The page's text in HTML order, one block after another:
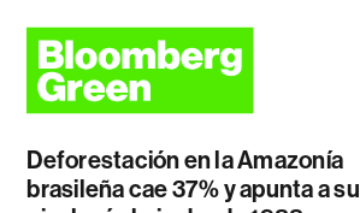
Deforestación en la Amazonía
brasileña cae 37% y apunta a su